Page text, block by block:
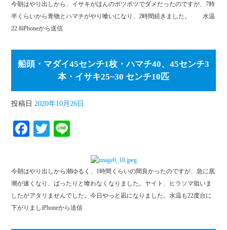
ok r
今朝はやり出しから、イサキがほんのポツポツでダメだったのですが、7時
半くらいから青物とハマチがやり喰いになり、2時間続きました。 水温
22.8iPhoneから送信
船頭・マダイ45センチ1枚・ハマチ40、45センチ3
本・イサキ25~30 センチ10匹
投稿日 2020年10月26日
Fa
ok
T
r
今朝はやり出しから潮ゆるく、1時間くらいの間良かったのですが、急に底
潮が速くなり、ばったりと喰わなくなりました。ヤイト、ヒラソマ狙いま
したがアタリませんでした。今日やっと凪になりました。水温も22度台に
下がりましiPhoneから送信